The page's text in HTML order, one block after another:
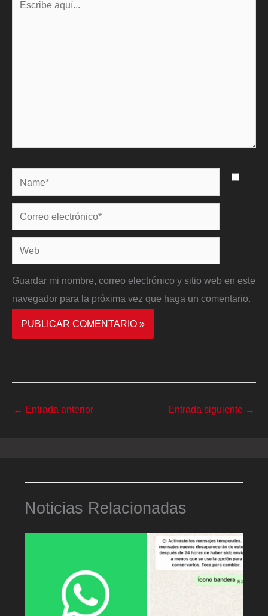
Name*
Correo
electrónico*
Web
Guardar mi nombre, correo electrónico y sitio web en este
navegador para la próxima vez que haga un comentario.
← Entrada anterior Entrada siguiente →
Noticias Relacionadas